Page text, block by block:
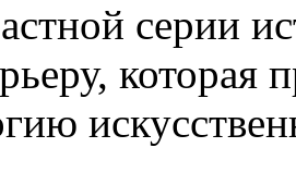
серии
которая